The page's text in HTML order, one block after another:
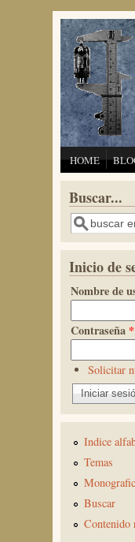
Pasar al contenido
HOME
Buscar...
Buscar
Inicio de
Nombre de
Contraseña *
Solicitar
Indice
Temas
Buscar
Contenido